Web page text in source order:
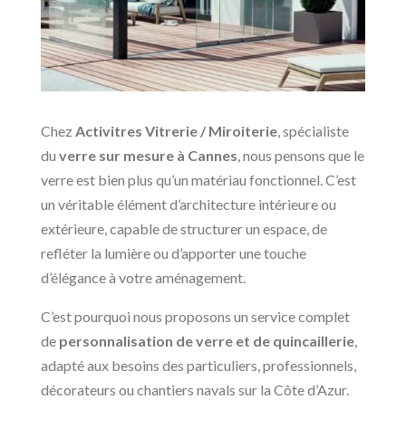
Chez Activitres Vitrerie / Miroiterie, spécialiste
du verre sur mesure à Cannes , nous pensons que le
verre est bien plus qu’un matériau fonctionnel. C’est
un véritable élément d’architecture intérieure ou
extérieure, capable de structurer un espace, de
refléter la lumière ou d’apporter une touche
d’élégance à votre aménagement.
C’est pourquoi nous proposons un service complet
de personnalisation de verre et de quincaillerie,
adapté aux besoins des particuliers, professionnels,
décorateurs ou chantiers navals sur la Côte d’Azur.